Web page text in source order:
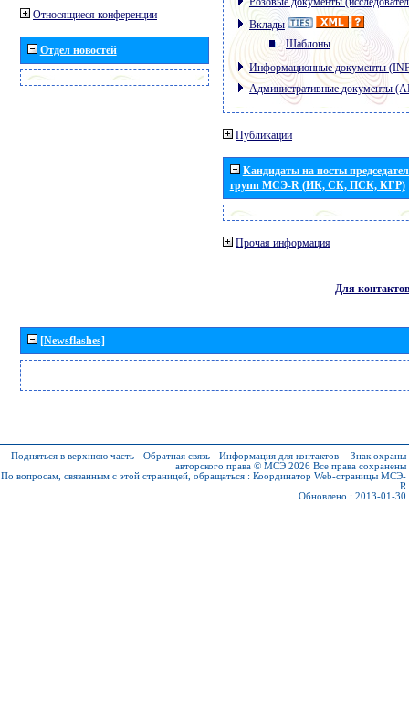
Относящиеся конференции
Отдел новостей
Вклады
Шаблоны
Информационные документы
Административные документы
Публикации
Кандидаты на посты
групп МСЭ-R (ИК, СК, ПСК, КГР)
Прочая информация
Для контактов
[Newsflashes]
Подняться в верхнюю часть - Обратная связь - Информация для контактов - Знак охраны
авторского права © МСЭ 2026 Все права сохранены
По вопросам, связанным с этой страницей, обращаться : Координатор Web-страницы МСЭ-
R
Обновлено : 2013-01-30